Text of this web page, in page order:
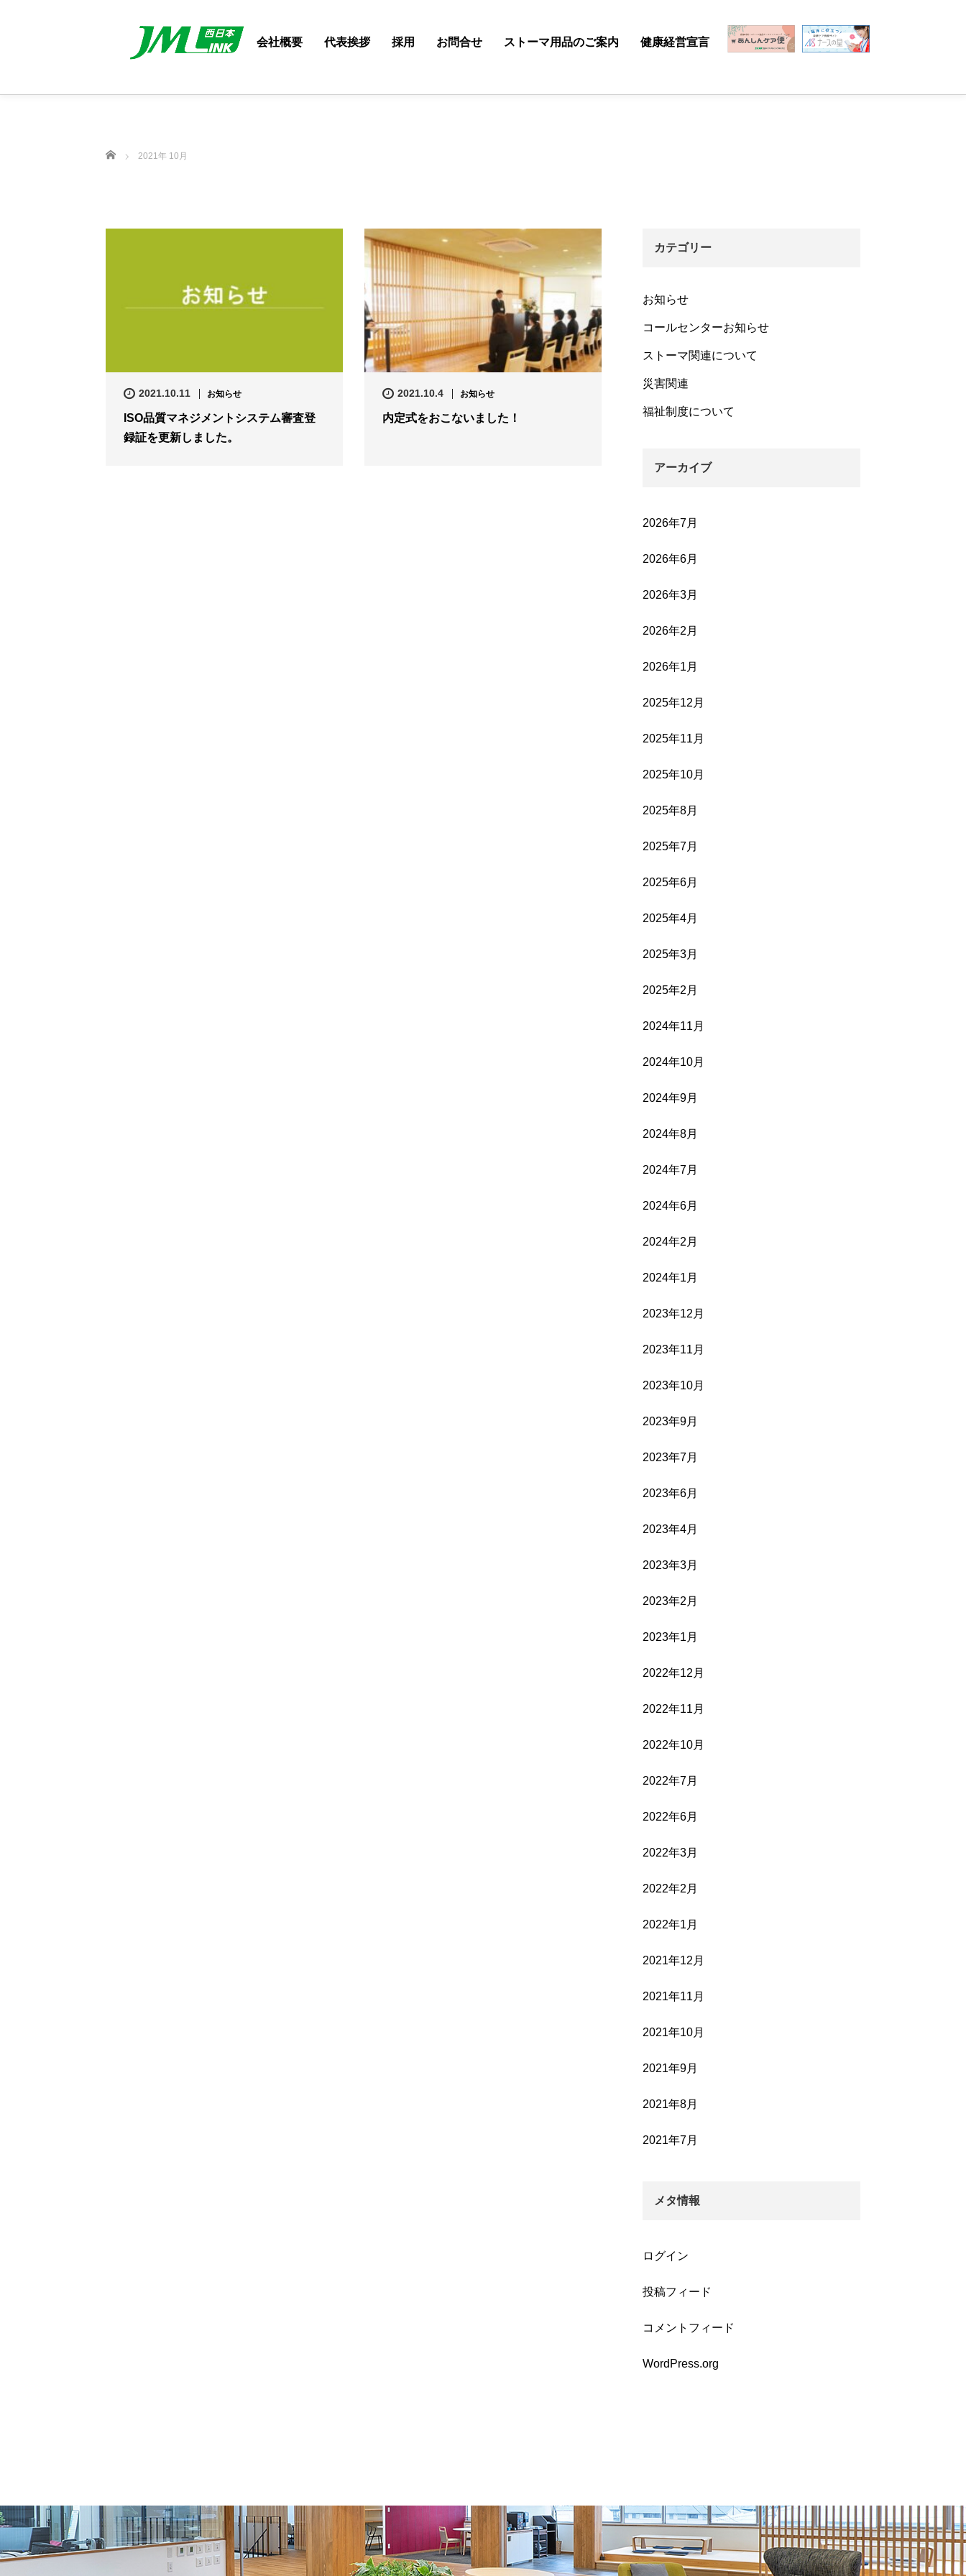
会社概要 代表挨拶 採用 お問合せ ストーマ用品のご案内 健康経営宣言 在宅医療
看護ケア
ホーム 2021年 10月
2021.10.11 お知らせ
ISO品質マネジメントシステム審査登
録証を更新しました。
2021.10.4 お知らせ
内定式をおこないました！
カテゴリー
お知らせ
コールセンターお知らせ
ストーマ関連について
災害関連
福祉制度について
アーカイブ
2026年7月
2026年6月
2026年3月
2026年2月
2026年1月
2025年12月
2025年11月
2025年10月
2025年8月
2025年7月
2025年6月
2025年4月
2025年3月
2025年2月
2024年11月
2024年10月
2024年9月
2024年8月
2024年7月
2024年6月
2024年2月
2024年1月
2023年12月
2023年11月
2023年10月
2023年9月
2023年7月
2023年6月
2023年4月
2023年3月
2023年2月
2023年1月
2022年12月
2022年11月
2022年10月
2022年7月
2022年6月
2022年3月
2022年2月
2022年1月
2021年12月
2021年11月
2021年10月
2021年9月
2021年8月
2021年7月
メタ情報
ログイン
投稿フィード
コメントフィード
WordPress.org